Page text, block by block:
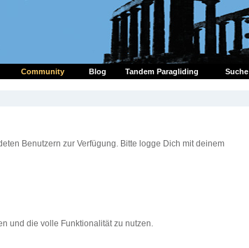
Suche
Community Blog Tandem Paragliding
Benutzern zur Verfügung. Bitte logge Dich mit deinem
und die volle Funktionalität zu nutzen.